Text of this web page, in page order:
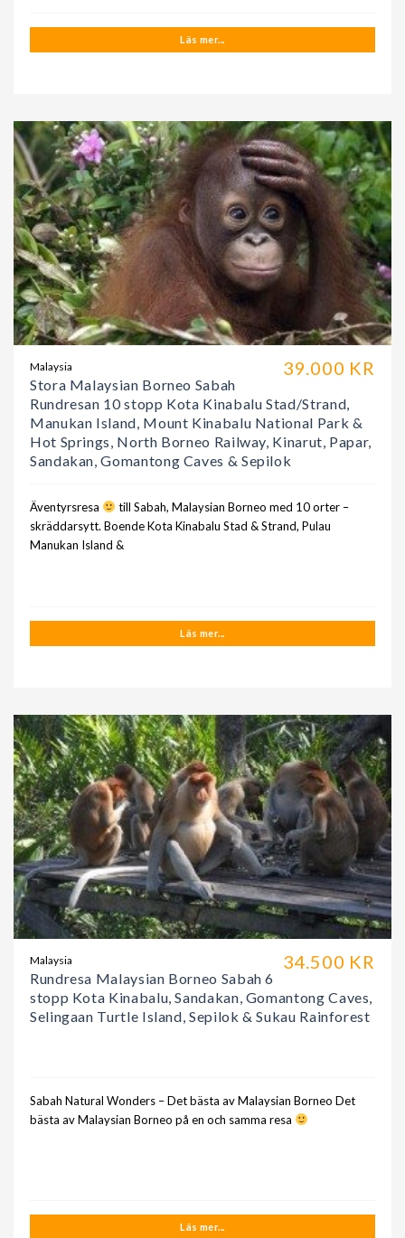
Läs mer...
39.000 KR
Malaysia
Stora Malaysian Borneo Sabah
Rundresan 10 stopp Kota Kinabalu Stad/Strand,
Manukan Island, Mount Kinabalu National Park &
Hot Springs, North Borneo Railway, Kinarut, Papar,
Sandakan, Gomantong Caves & Sepilok
Äventyrsresa
till Sabah, Malaysian Borneo med 10 orter –
skräddarsytt. Boende Kota Kinabalu Stad & Strand, Pulau
Manukan Island &
Läs mer...
34.500 KR
Malaysia
Rundresa Malaysian Borneo Sabah 6
stopp Kota Kinabalu, Sandakan, Gomantong Caves,
Selingaan Turtle Island, Sepilok & Sukau Rainforest
Sabah Natural Wonders – Det bästa av Malaysian Borneo Det
bästa av Malaysian Borneo på en och samma resa
Läs mer...